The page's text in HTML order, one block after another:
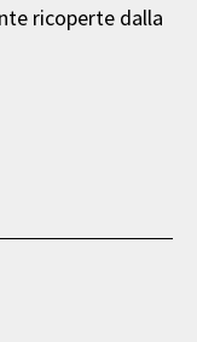
ricoperte dalla